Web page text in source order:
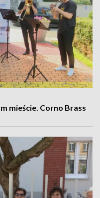
mieście. Corno Brass